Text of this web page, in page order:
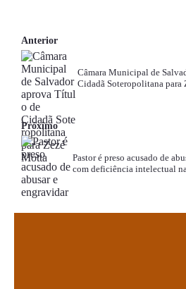
Anterior
Câmara Municipal de
Cidadã Soteropolitana para
Próximo
Pastor é preso acusado de
com deficiência intelectual